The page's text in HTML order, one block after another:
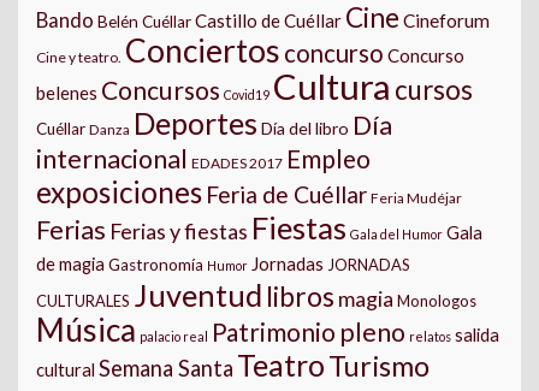
Bando Belén CuéllarCastillo de Cuéllar Cine Cineforum
Cine y teatro. Conciertos concurso Concurso
belenes Concursos Covid19 Cultura cursos
Cuéllar Danza Deportes Día del libro Día
internacional EDADES 2017 Empleo
exposiciones Feria de Cuéllar Feria Mudéjar
Ferias Ferias y fiestas Fiestas Gala del Humor Gala
de magia Gastronomía Humor Jornadas JORNADAS
CULTURALES Juventud libros magia Monologos
Música palacio real Patrimonio pleno relatos salida
cultural Semana Santa TeatroTurismo